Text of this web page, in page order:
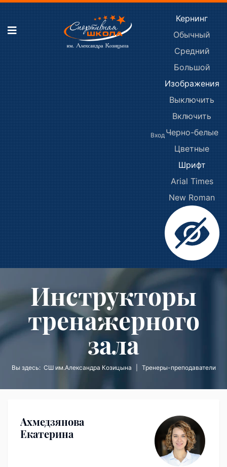
Кернинг
Обычный
Средний
Большой
Изображения
Выключить
Включить
Черно-белые
Цветные
Шрифт
Arial Times
New Roman
Вход
Инструкторы
тренажерного
зала
Вы здесь: СШ им.Александра Козицына Тренеры-преподаватели
Ахмедзянова
Екатерина